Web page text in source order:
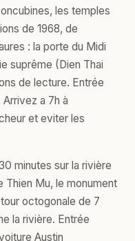
les temples
de 1968, de
: la porte du Midi
suprême (Dien Thai
de lecture. Entrée
a 7h à
et eviter les
minutes sur la rivière
Thien Mu, le monument
octogonale de 7
la rivière. Entrée
Austin